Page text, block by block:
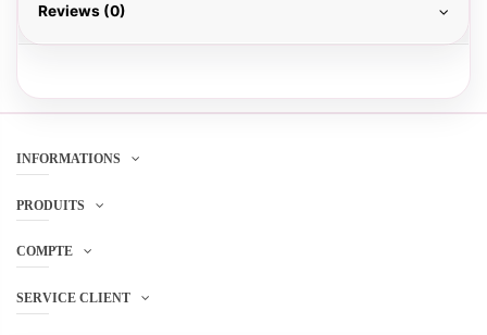
Reviews (0)
INFORMATIONS
PRODUITS
COMPTE
SERVICE CLIENT